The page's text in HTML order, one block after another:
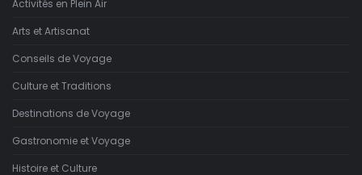
Activités en Plein Air
Arts et Artisanat
Conseils de Voyage
Culture et Traditions
Destinations de Voyage
Gastronomie et Voyage
Histoire et Culture